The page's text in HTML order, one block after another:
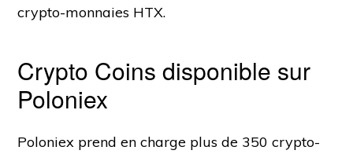
crypto-monnaies HTX.
Crypto Coins disponible sur
Poloniex
Poloniex prend en charge plus de 350 crypto-